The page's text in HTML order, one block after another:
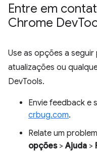
Entre em
Chrome Dev
Use as opções a
atualizações ou
DevTools.
Envie feedback e
crbug.com.
Relate um
opções>Ajuda >